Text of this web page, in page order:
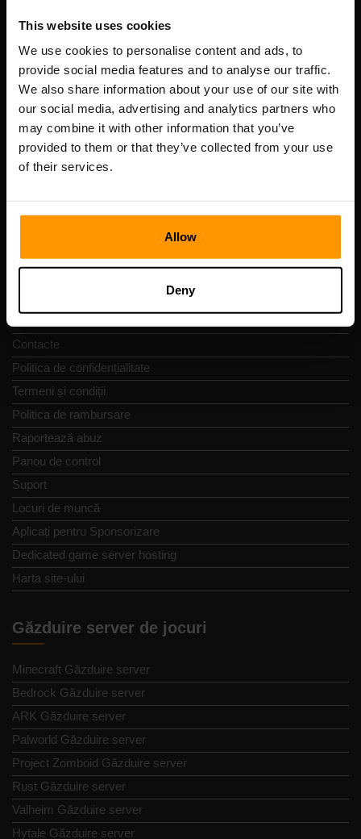
This website uses cookies
We use cookies to personalise content and ads, to
provide social media features and to analyse our traffic.
We also share information about your use of our site with
our social media, advertising and analytics partners who
may combine it with other information that you’ve
provided to them or that they’ve collected from your use
of their services.
Allow
Deny
Compania noastră
Scalable Hosting Solutions OÜ
Cod de înregistrare: 14652605
cod fiscal: EE102133820
Adresă: Harju maakond, Tallinn, Kesklinna linnaosa,
Contacte
Politica de confidențialitate
Termeni și condiții
Politica de rambursare
Raportează abuz
Panou de control
Suport
Locuri de muncă
Aplicați pentru Sponsorizare
Dedicated game server hosting
Harta site-ului
Găzduire server de jocuri
Minecraft Găzduire server
Bedrock Găzduire server
ARK Găzduire server
Palworld Găzduire server
Project Zomboid Găzduire server
Rust Găzduire server
Valheim Găzduire server
Hytale Găzduire server